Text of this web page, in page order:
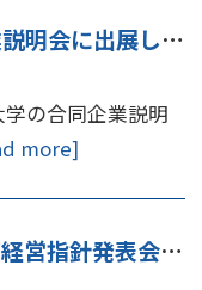
愛知工業大学企業説明会に出展しました
の合同企業説明
more]
ユーエスグループ経営指針発表会を行いました